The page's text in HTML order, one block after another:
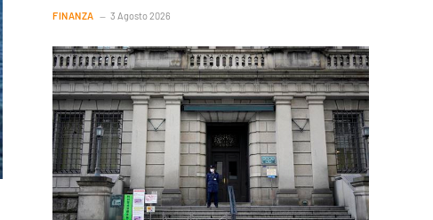
FINANZA 3 Agosto 2026